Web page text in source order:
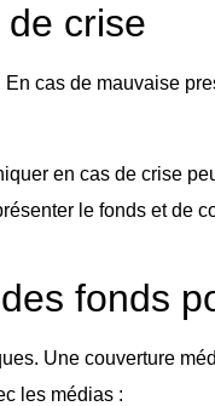
de crise
cas de mauvaise
en cas de crise
le fonds et de
fonds
Une couverture
les médias :